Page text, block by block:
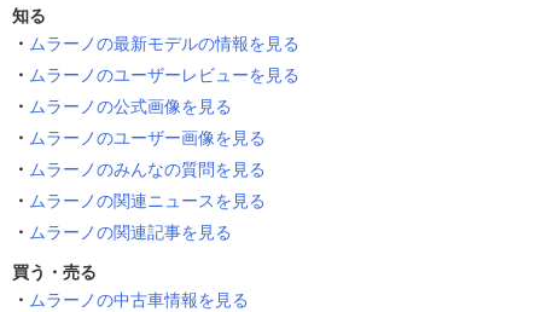
知る
ムラーノの最新モデルの情報を見る
ムラーノのユーザーレビューを見る
ムラーノの公式画像を見る
ムラーノのユーザー画像を見る
ムラーノのみんなの質問を見る
ムラーノの関連ニュースを見る
ムラーノの関連記事を見る
買う・売る
ムラーノの中古車情報を見る